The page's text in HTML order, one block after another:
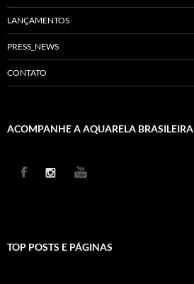
LANÇAMENTOS
PRESS_NEWS
CONTATO
ACOMPANHE A AQUARELA BRASILEIRA
TOP POSTS E PÁGINAS